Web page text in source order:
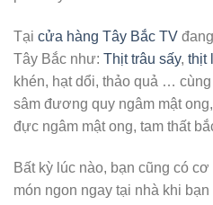
Tại cửa hàng Tây Bắc TV
Tây Bắc như: Thịt trâu sấy, thịt
khén, hạt dổi, thảo quả …
sâm đương quy ngâm mật
đực ngâm mật ong, tam thất
Bất kỳ lúc nào, bạn cũng có
món ngon ngay tại nhà khi